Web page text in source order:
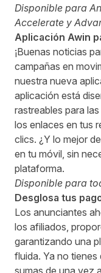
Disponible para
Accelerate y
Aplicación Awin
¡Buenas noticias
campañas en
nuestra nueva
aplicación está
rastreables para
los enlaces en tus
clics. ¿Y lo mejor
en tu móvil, sin
plataforma.
Disponible para
Desglosa tus
Los anunciantes
los afiliados,
garantizando una
fluida. Ya no
sumas de una vez